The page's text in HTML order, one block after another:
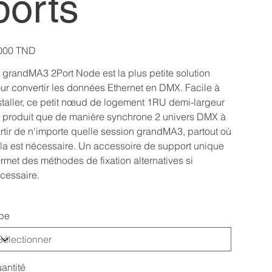
TND
grandMA3 2Port Node est la plus petite solution
convertir les données Ethernet en DMX. Facile à
ce petit nœud de logement 1RU demi-largeur
produit que de manière synchrone 2 univers DMX à
de n'importe quelle session grandMA3, partout où
est nécessaire. Un accessoire de support unique
des méthodes de fixation alternatives si